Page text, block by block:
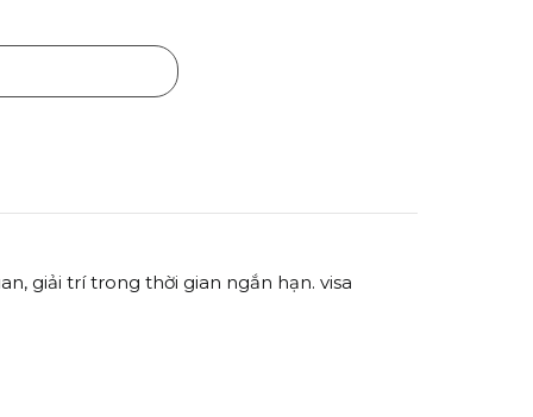
giải trí trong thời gian ngắn hạn. visa